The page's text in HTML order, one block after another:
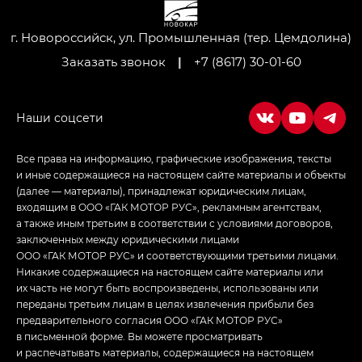
M8 — Эм 8 (M8) в комплектациях Джи Эль — GL,
Джи Ти — GT, Джи Икс — GX,
LOUNGE
Empow — Эмпау (Empow) в комплектации
Джи Эс — GS, Джи Эль с элементы экстерьера
г. Новороссийск, ул. Промышленная (тер. Цемдолина)
Заказать звонок
| +7 (8617) 30-01-60
Все права на информацию, графические изображения, тексты
и иные содержащиеся на настоящем сайте материалы и объекты
(далее — материалы), принадлежат юридическим лицам,
входящим в ООО «ГАК МОТОР РУС», рекламным агентствам,
а также иным третьим в соответствии с условиями договоров,
заключенных между юридическими лицами
ООО «ГАК МОТОР РУС» и соответствующими третьими лицами.
Никакие содержащиеся на настоящем сайте материалы или
их часть не могут быть воспроизведены, использованы или
переданы третьим лицам в целях извлечения прибыли без
предварительного согласия ООО «ГАК МОТОР РУС»
в письменной форме. Вы можете просматривать
и распечатывать материалы, содержащиеся на настоящем